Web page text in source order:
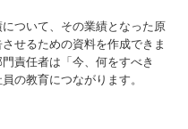
ついて、その業績となった原
せるための資料を作成できま
責任者は「今、何をすべき
の教育につながります。